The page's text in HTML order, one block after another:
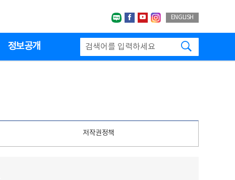
네이버블로그
페이스북
유투브인스타그랩
ENGLISH
정보공개
저작권정책